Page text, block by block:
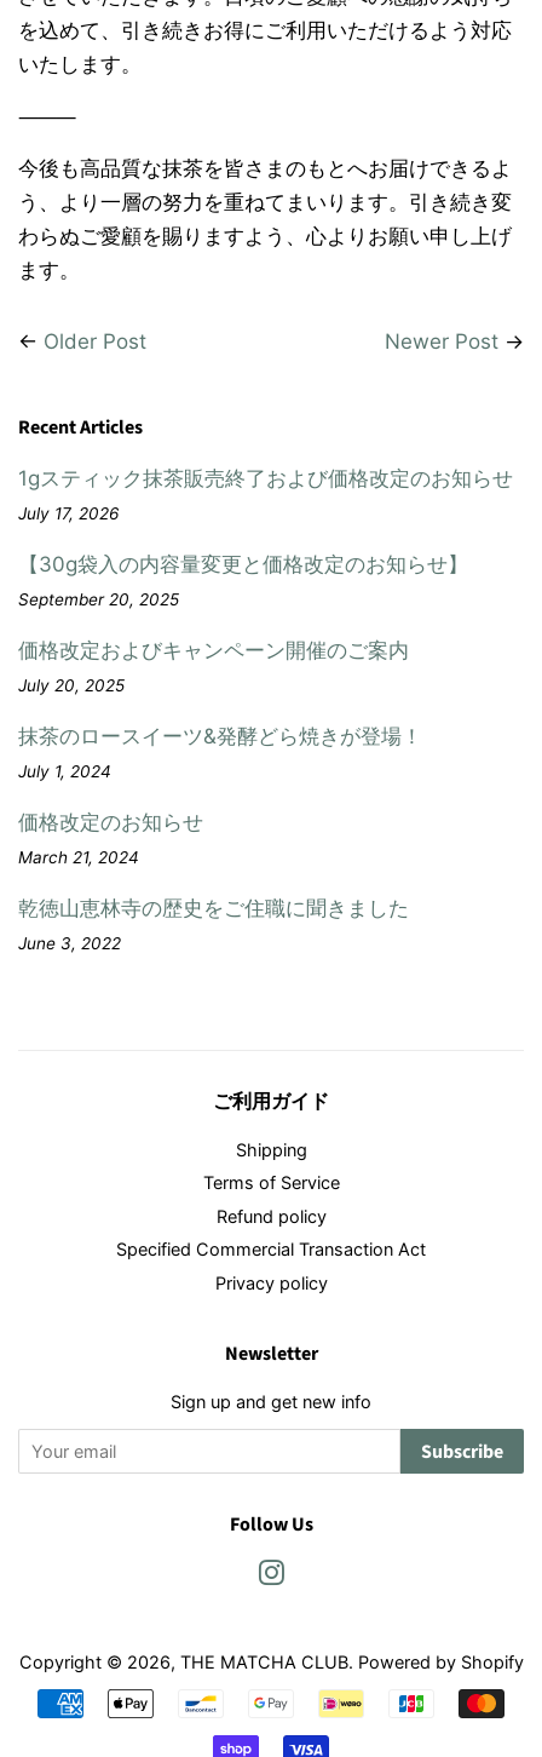
を込めて、引き続きお得にご利用いただけるよう対応
いたします。
⸻
今後も高品質な抹茶を皆さまのもとへお届けできるよ
う、より一層の努力を重ねてまいります。引き続き変
わらぬご愛顧を賜りますよう、心よりお願い申し上げ
ます。
← Older Post Newer Post →
Recent Articles
1gスティック抹茶販売終了および価格改定のお知らせ
July 17, 2026
【30g袋入の内容量変更と価格改定のお知らせ】
September 20, 2025
価格改定およびキャンペーン開催のご案内
July 20, 2025
抹茶のロースイーツ&発酵どら焼きが登場！
July 1, 2024
価格改定のお知らせ
March 21, 2024
乾徳山恵林寺の歴史をご住職に聞きました
June 3, 2022
ご利用ガイド
Shipping
Terms of Service
Refund policy
Specified Commercial Transaction Act
Privacy policy
Newsletter
Sign up and get new info
Subscribe
Follow Us
Copyright © 2026, THE MATCHA CLUB. Powered by Shopify
Payment
icons